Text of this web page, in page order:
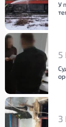
У
5
3